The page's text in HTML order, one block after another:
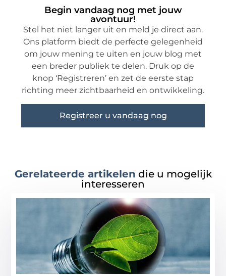
Begin vandaag nog met jouw
avontuur!
Stel het niet langer uit en meld je direct aan.
Ons platform biedt de perfecte gelegenheid
om jouw mening te uiten en jouw blog met
een breder publiek te delen. Druk op de
knop ‘Registreren’ en zet de eerste stap
richting meer zichtbaarheid en ontwikkeling.
Registreer u vandaag nog
Gerelateerde artikelen die u mogelijk
interesseren